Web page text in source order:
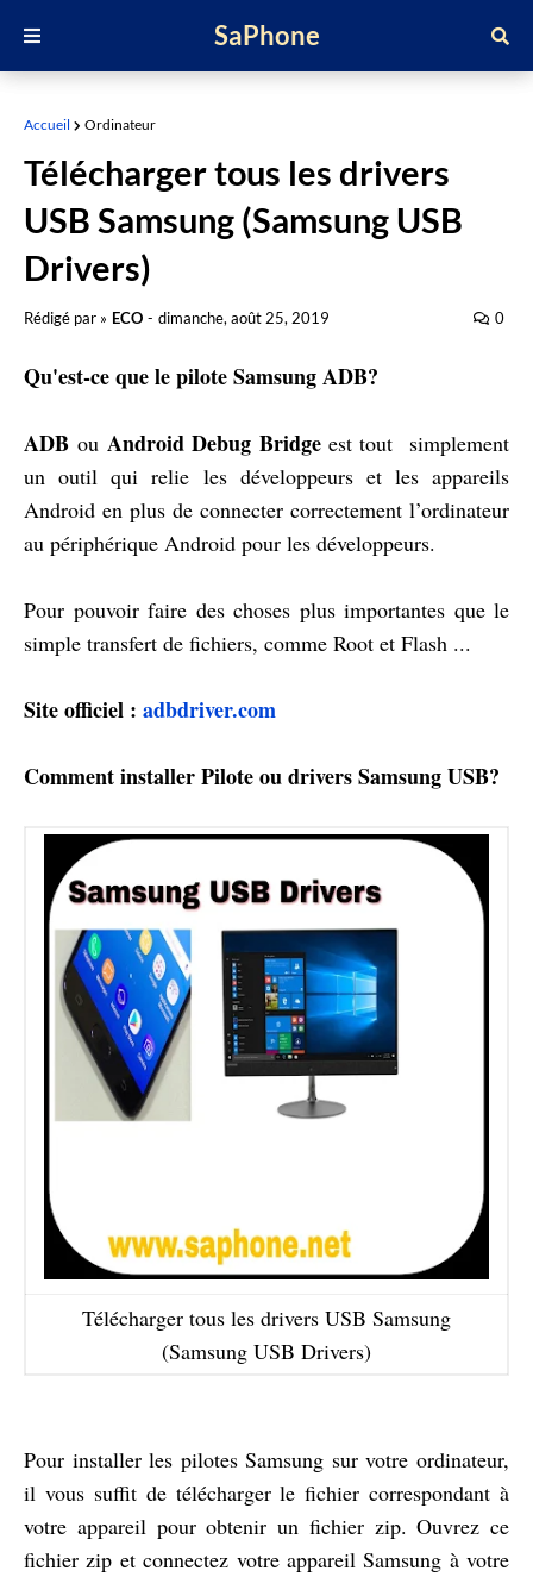
SaPhone
Accueil Ordinateur
Télécharger tous les drivers
USB Samsung (Samsung USB
Drivers)
Rédigé par » ECO - dimanche, août 25, 2019 0
Qu'est-ce que le pilote Samsung ADB?
ADB ou Android Debug Bridgeest tout simplement
un outil qui relie les développeurs et les appareils
Android en plus de connecter correctement l’ordinateur
au périphérique Android pour les développeurs.
Pour pouvoir faire des choses plus importantes que le
simple transfert de fichiers, comme Root et Flash ...
Site officiel : adbdriver.com
Comment installer Pilote ou drivers Samsung USB?
Télécharger tous les drivers USB Samsung
(Samsung USB Drivers)
Pour installer les pilotes Samsung sur votre ordinateur,
il vous suffit de télécharger le fichier correspondant à
votre appareil pour obtenir un fichier zip. Ouvrez ce
fichier zip et connectez votre appareil Samsung à votre